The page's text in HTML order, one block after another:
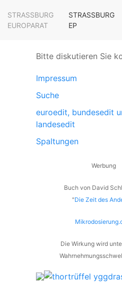
STRASSBURG E
UROPARAT
STRASSBURG E
P
Bitte diskutieren Sie
Impressum
Suche
euroedit, bundesedit
landesedit
Spaltungen
Werbung
Buch von David
"Die Zeit des
Die Wirkung wird